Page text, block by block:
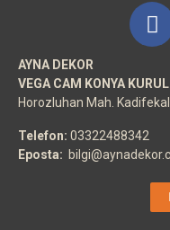
AYNA DEKOR
VEGA CAM KONYA
Horozluhan Mah.
Telefon: 03322488342
Eposta: